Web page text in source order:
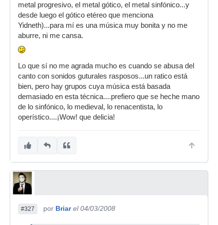
saludos
metal progresivo, el metal gótico, el metal sinfónico...y
desde luego el gótico etéreo que menciona
Yidneth)...para mí es una música muy bonita y no me
aburre, ni me cansa.
Lo que sí no me agrada mucho es cuando se abusa del
canto con sonidos guturales rasposos...un ratico está
bien, pero hay grupos cuya música está basada
demasiado en esta técnica....prefiero que se heche mano
de lo sinfónico, lo medieval, lo renacentista, lo
operístico....¡Wow! que delicia!
#327 por Briar el 04/03/2008